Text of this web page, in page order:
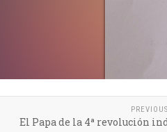
El Papa de la 4ª revolución